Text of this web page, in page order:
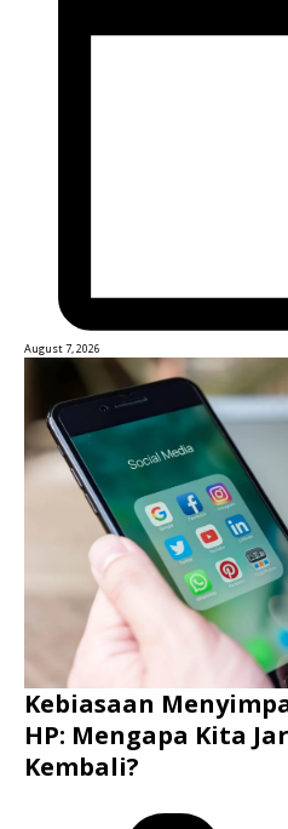
August 7, 2026
Kebiasaan
HP: Mengapa Kita
Kembali?